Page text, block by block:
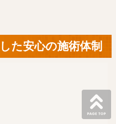
した安心の施術体制